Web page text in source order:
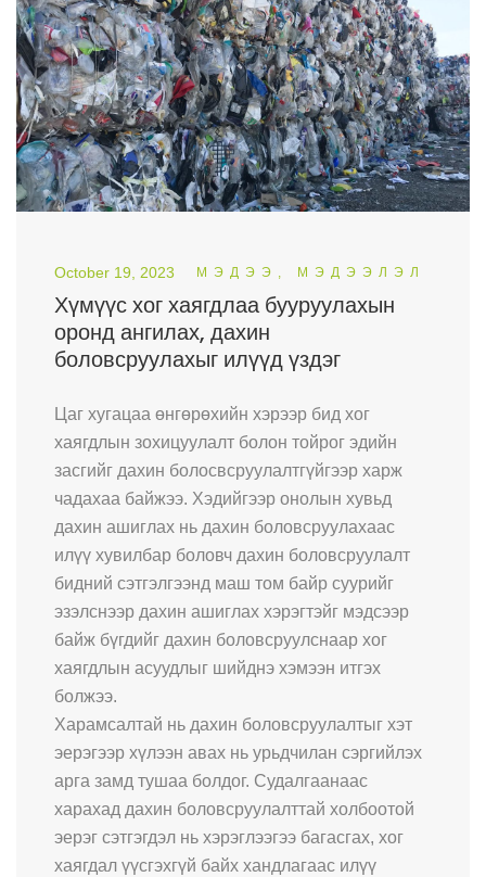
October 19, 2023 МЭДЭЭ, МЭДЭЭЛЭЛ
Хүмүүс хог хаягдлаа бууруулахын
оронд ангилах, дахин
боловсруулахыг илүүд үздэг
Цаг хугацаа өнгөрөхийн хэрээр бид хог
хаягдлын зохицуулалт болон тойрог эдийн
засгийг дахин болосвсруулалтгүйгээр харж
чадахаа байжээ. Хэдийгээр онолын хувьд
дахин ашиглах нь дахин боловсруулахаас
илүү хувилбар боловч дахин боловсруулалт
бидний сэтгэлгээнд маш том байр суурийг
эзэлснээр дахин ашиглах хэрэгтэйг мэдсээр
байж бүгдийг дахин боловсруулснаар хог
хаягдлын асуудлыг шийднэ хэмээн итгэх
болжээ.
Харамсалтай нь дахин боловсруулалтыг хэт
эерэгээр хүлээн авах нь урьдчилан сэргийлэх
арга замд тушаа болдог. Судалгаанаас
харахад дахин боловсруулалттай холбоотой
эерэг сэтгэгдэл нь хэрэглээгээ багасгах, хог
хаягдал үүсгэхгүй байх хандлагаас илүү